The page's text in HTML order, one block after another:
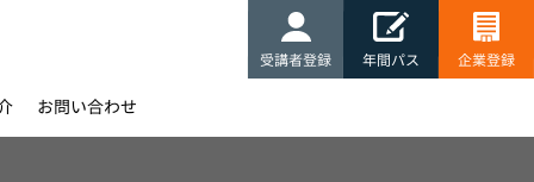
お問い合わせ
受講者登録 年間パス 企業登録